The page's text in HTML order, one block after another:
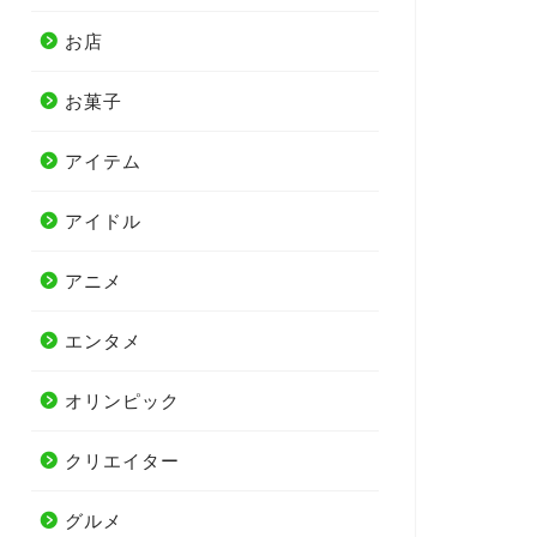
お店
お菓子
アイテム
アイドル
アニメ
エンタメ
オリンピック
クリエイター
グルメ